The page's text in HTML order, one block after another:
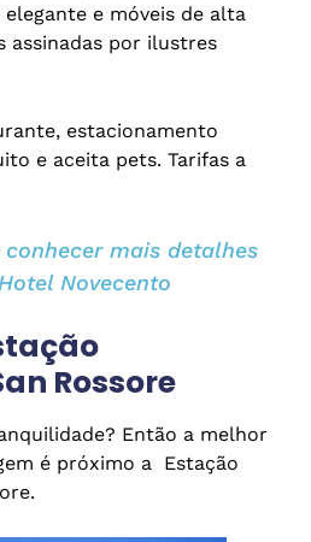
e móveis de alta
assinadas por ilustres
estacionamento
e aceita pets. Tarifas a
mais detalhes
Novecento
Rossore
Então a melhor
é próximo a Estação